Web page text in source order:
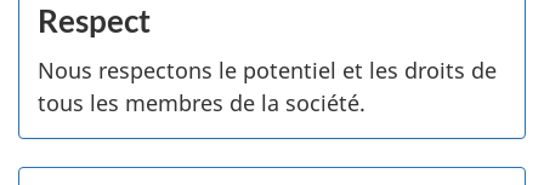
Respect
Nous respectons le potentiel et les droits de
tous les membres de la société.